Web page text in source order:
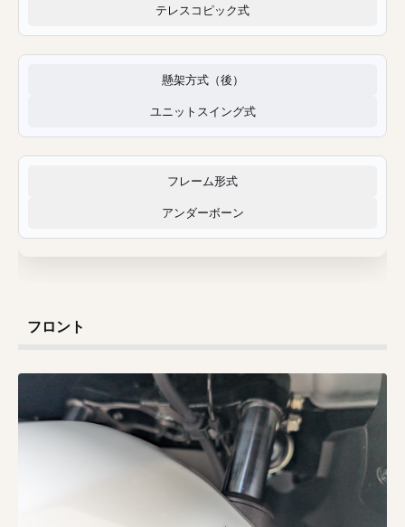
テレスコピック式
懸架方式（後）
ユニットスイング式
フレーム形式
アンダーボーン
フロント